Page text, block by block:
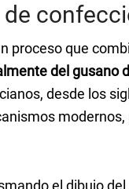
proceso que
del gusano
desde los